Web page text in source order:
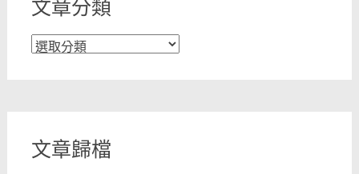
文章分類
文
文章歸檔